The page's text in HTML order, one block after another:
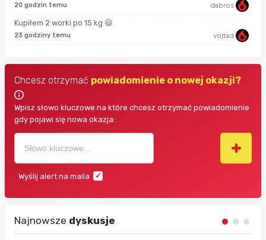
20 godzin temu dabros
Kupiłem 2 worki po 15 kg 😃
23 godziny temu vojtad
Chcesz otrzymać powiadomienie o nowej okazji?
Wpisz słowo kluczowe na które chcesz otrzymać powiadomienie
gdy pojawi się nowa okazja:
Wyślij alert na maila
Najnowsze dyskusje